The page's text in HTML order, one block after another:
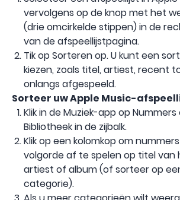
vervolgens op de knop met het
(drie omcirkelde stippen) in de
van de afspeellijstpagina.
Tik op Sorteren op. U kunt een
kiezen, zoals titel, artiest, recent
onlangs afgespeeld.
Sorteer uw Apple Music-
Klik in de Muziek-app op
Bibliotheek in de zijbalk.
Klik op een kolomkop om
volgorde af te spelen op titel van
artiest of album (of sorteer op
categorie).